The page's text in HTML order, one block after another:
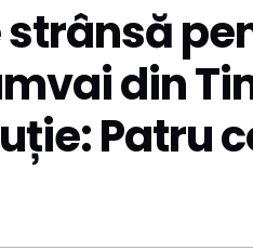
din
Patru